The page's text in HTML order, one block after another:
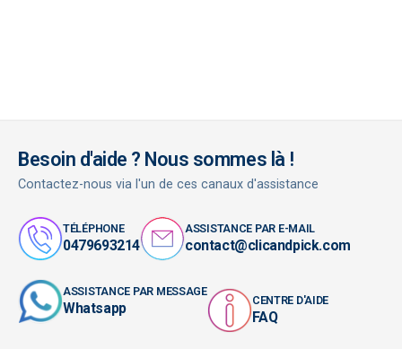
Besoin d'aide ? Nous sommes là !
Contactez-nous via l'un de ces canaux d'assistance
TÉLÉPHONE
0479693214
ASSISTANCE PAR E-MAIL
contact@clicandpick.com
ASSISTANCE PAR MESSAGE
Whatsapp CENTRE D'AIDE
FAQ